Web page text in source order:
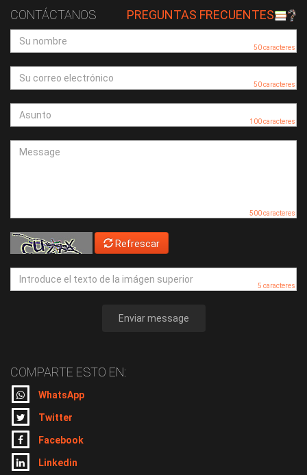
CONTÁCTANOS PREGUNTAS FRECUENTES
50 caracteres
50 caracteres
100 caracteres
500 caracteres
Refrescar
5 caracteres
Enviar message
COMPARTE ESTO EN:
WhatsApp
Twitter
Facebook
Linkedin